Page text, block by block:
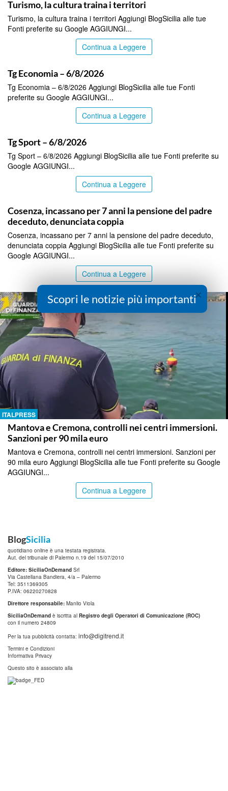
Turismo, la cultura traina i territori
Turismo, la cultura traina i territori Aggiungi BlogSicilia alle tue
Fonti preferite su Google AGGIUNGI...
Continua a Leggere
Tg Economia – 6/8/2026
Tg Economia – 6/8/2026 Aggiungi BlogSicilia alle tue Fonti
preferite su Google AGGIUNGI...
Continua a Leggere
Tg Sport – 6/8/2026
Tg Sport – 6/8/2026 Aggiungi BlogSicilia alle tue Fonti preferite su
Google AGGIUNGI...
Continua a Leggere
Cosenza, incassano per 7 anni la pensione del padre
deceduto, denunciata coppia
Cosenza, incassano per 7 anni la pensione del padre deceduto,
denunciata coppia Aggiungi BlogSicilia alle tue Fonti preferite su
Google AGGIUNGI...
Continua a Leggere
ITALPRESS
Mantova e Cremona, controlli nei centri immersioni.
Sanzioni per 90 mila euro
Mantova e Cremona, controlli nei centri immersioni. Sanzioni per
90 mila euro Aggiungi BlogSicilia alle tue Fonti preferite su Google
AGGIUNGI...
Continua a Leggere
BlogSicilia
quotidiano online è una testata registrata.
Aut. del tribunale di Palermo n.19 del 15/07/2010
Editore: SiciliaOnDemand Srl
Via Castellana Bandiera, 4/a – Palermo
Tel: 3511369305
P.IVA: 06220270828
Direttore responsabile: Manlio Viola
SiciliaOnDemand è iscritta al Registro degli Operatori di Comunicazione (ROC)
con il numero 24809
Per la tua pubblicità contatta: info@digitrend.it
Termini e Condizioni
Informativa Privacy
Questo sito è associato alla
×
Scopri le notizie più importanti